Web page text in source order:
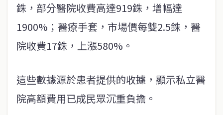
銖，部分醫院收費高達919銖，增幅達
1900%；醫療手套，市場價每雙2.5銖，醫
院收費17銖，上漲580%。
這些數據源於患者提供的收據，顯示私立醫
院高額費用已成民眾沉重負擔。